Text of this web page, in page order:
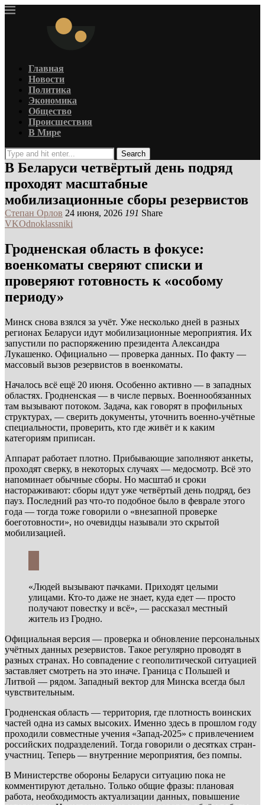
Главная
Новости
Политика
Экономика
Общество
Происшествия
В Мире
Search
В Беларуси четвёртый день подряд
проходят масштабные
мобилизационные сборы резервистов
Степан Орлов 24 июня, 2026 191 Share
VKOdnoklassniki
Гродненская область в фокусе:
военкоматы сверяют списки и
проверяют готовность к «особому
периоду»
Минск снова взялся за учёт. Уже несколько дней в разных
регионах Беларуси идут мобилизационные мероприятия. Их
запустили по распоряжению президента Александра
Лукашенко. Официально — проверка данных. По факту —
массовый вызов резервистов в военкоматы.
Началось всё ещё 20 июня. Особенно активно — в западных
областях. Гродненская — в числе первых. Военнообязанных
там вызывают потоком. Задача, как говорят в профильных
структурах, — сверить документы, уточнить военно-учётные
специальности, проверить, кто где живёт и к каким
категориям приписан.
Аппарат работает плотно. Прибывающие заполняют анкеты,
проходят сверку, в некоторых случаях — медосмотр. Всё это
напоминает обычные сборы. Но масштаб и сроки
настораживают: сборы идут уже четвёртый день подряд, без
пауз. Последний раз что-то подобное было в феврале этого
года — тогда тоже говорили о «внезапной проверке
боеготовности», но очевидцы называли это скрытой
мобилизацией.
«Людей вызывают пачками. Приходят целыми
улицами. Кто-то даже не знает, куда едет — просто
получают повестку и всё», — рассказал местный
житель из Гродно.
Официальная версия — проверка и обновление персональных
учётных данных резервистов. Такое регулярно проводят в
разных странах. Но совпадение с геополитической ситуацией
заставляет смотреть на это иначе. Граница с Польшей и
Литвой — рядом. Западный вектор для Минска всегда был
чувствительным.
Гродненская область — территория, где плотность воинских
частей одна из самых высоких. Именно здесь в прошлом году
проходили совместные учения «Запад-2025» с привлечением
российских подразделений. Тогда говорили о десятках стран-
участниц. Теперь — внутренние мероприятия, без помпы.
В Министерстве обороны Беларуси ситуацию пока не
комментируют детально. Только общие фразы: плановая
работа, необходимость актуализации данных, повышение